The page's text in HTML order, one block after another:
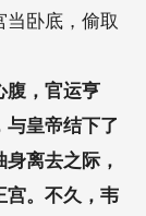
卧底，偷取
腹，官运亨
皇帝结下了
离去之际，
宫。不久，韦